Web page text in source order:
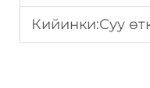
Кийинки:Суу өткөрбөгөн